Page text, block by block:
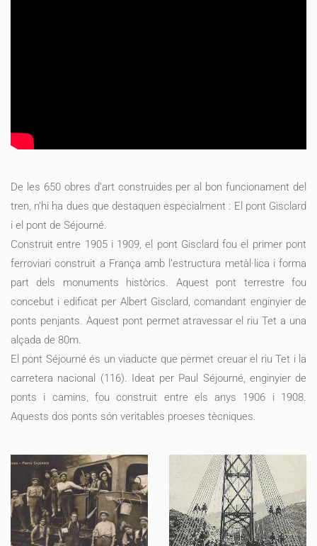
De les 650 obres d’art construides per al bon funcionament del
tren, n’hi ha dues que destaquen especialment : El pont Gisclard
i el pont de Séjourné.
Construit entre 1905 i 1909, el pont Gisclard fou el primer pont
ferroviari construit a França amb l’estructura metàl·lica i forma
part dels monuments històrics. Aquest pont terrestre fou
concebut i edificat per Albert Gisclard, comandant enginyier de
ponts penjants. Aquest pont permet atravessar el riu Tet a una
alçada de 80m.
El pont Séjourné és un viaducte que permet creuar el riu Tet i la
carretera nacional (116). Ideat per Paul Séjourné, enginyier de
ponts i camins, fou construit entre els anys 1906 i 1908.
Aquests dos ponts són veritables proeses tècniques.